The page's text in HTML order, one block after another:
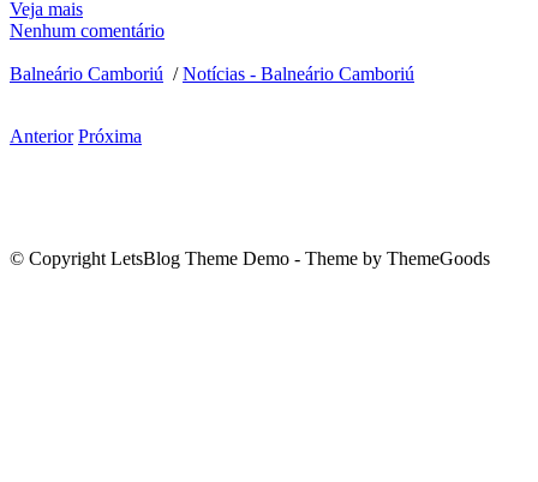
Veja mais
Nenhum comentário
Balneário Camboriú /Notícias - Balneário Camboriú
Anterior Próxima
© Copyright LetsBlog Theme Demo - Theme by ThemeGoods